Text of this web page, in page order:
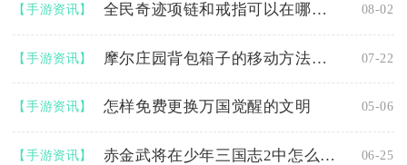
【手游资讯】 全民奇迹项链和戒指可以在哪里兑换 08-02
【手游资讯】 摩尔庄园背包箱子的移动方法是什么 07-22
【手游资讯】 怎样免费更换万国觉醒的文明 05-06
【手游资讯】 赤金武将在少年三国志2中怎么办才能得到 06-25